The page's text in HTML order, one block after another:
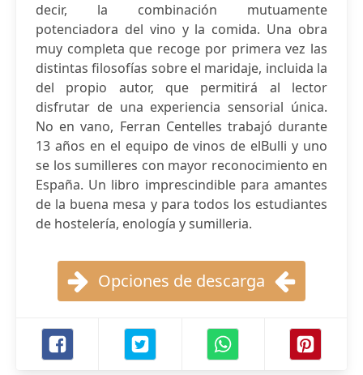
decir, la combinación mutuamente
potenciadora del vino y la comida. Una obra
muy completa que recoge por primera vez las
distintas filosofías sobre el maridaje, incluida la
del propio autor, que permitirá al lector
disfrutar de una experiencia sensorial única.
No en vano, Ferran Centelles trabajó durante
13 años en el equipo de vinos de elBulli y uno
se los sumilleres con mayor reconocimiento en
España. Un libro imprescindible para amantes
de la buena mesa y para todos los estudiantes
de hostelería, enología y sumilleria.
Opciones de descarga